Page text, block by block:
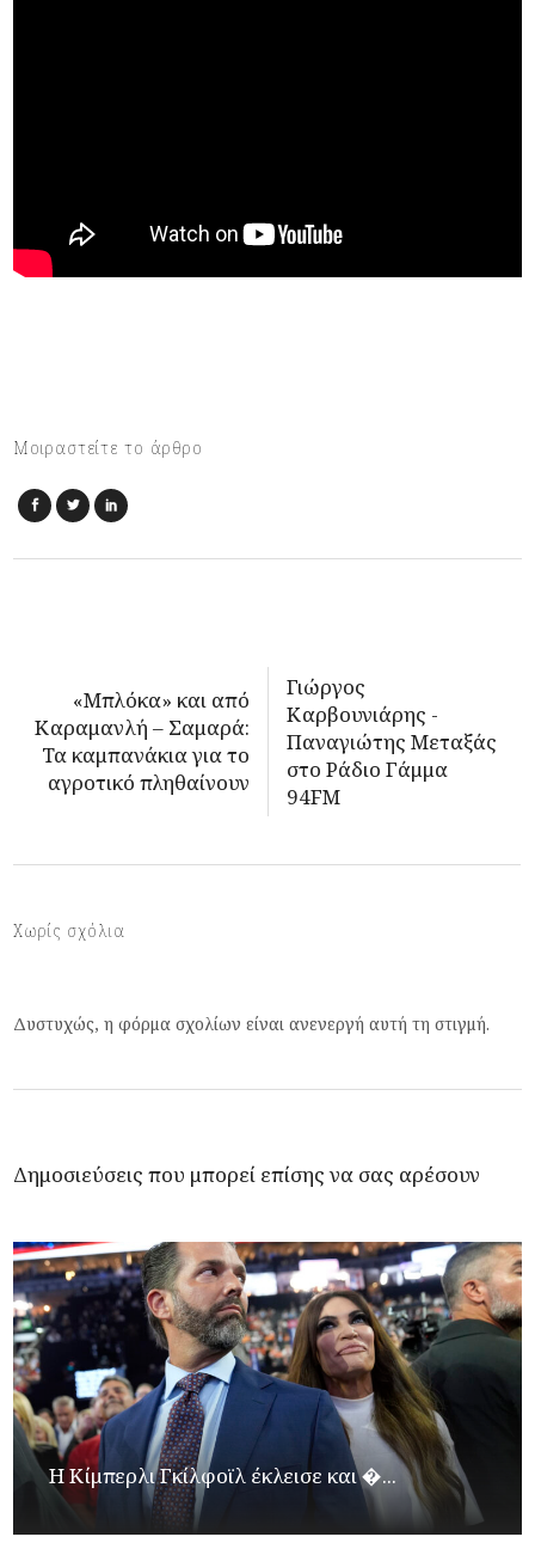
Μοιραστείτε το άρθρο
«Μπλόκα» και από
Καραμανλή – Σαμαρά:
Τα καμπανάκια για το
αγροτικό πληθαίνουν
Γιώργος
Καρβουνιάρης -
Παναγιώτης Μεταξάς
στο Ράδιο Γάμμα
94FM
Χωρίς σχόλια
Δυστυχώς, η φόρμα σχολίων είναι ανενεργή αυτή τη στιγμή.
Δημοσιεύσεις που μπορεί επίσης να σας αρέσουν
Η Κίμπερλι Γκίλφοϊλ έκλεισε και �...